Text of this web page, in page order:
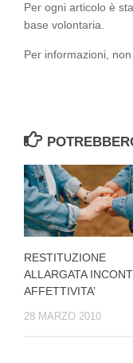
Per ogni articolo è
base volontaria.
Per informazioni,
RESTITUZIONE
ALLARGATA
AFFETTIVITA’
28 MARZO 2010